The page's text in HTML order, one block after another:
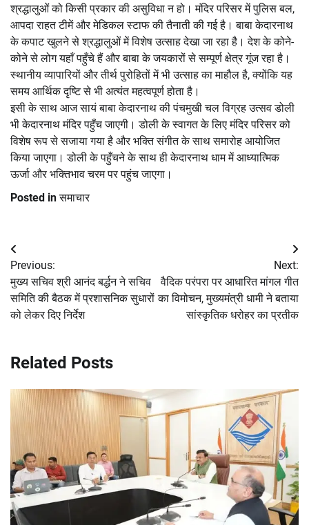
श्रद्धालुओं को किसी प्रकार की असुविधा न हो। मंदिर परिसर में पुलिस बल,
आपदा राहत टीमें और मेडिकल स्टाफ की तैनाती की गई है। बाबा केदारनाथ
के कपाट खुलने से श्रद्धालुओं में विशेष उत्साह देखा जा रहा है। देश के कोने-
कोने से लोग यहाँ पहुँचे हैं और बाबा के जयकारों से सम्पूर्ण क्षेत्र गूंज रहा है।
स्थानीय व्यापारियों और तीर्थ पुरोहितों में भी उत्साह का माहौल है, क्योंकि यह
समय आर्थिक दृष्टि से भी अत्यंत महत्वपूर्ण होता है।
इसी के साथ आज सायं बाबा केदारनाथ की पंचमुखी चल विग्रह उत्सव डोली
भी केदारनाथ मंदिर पहुँच जाएगी। डोली के स्वागत के लिए मंदिर परिसर को
विशेष रूप से सजाया गया है और भक्ति संगीत के साथ समारोह आयोजित
किया जाएगा। डोली के पहुँचने के साथ ही केदारनाथ धाम में आध्यात्मिक
ऊर्जा और भक्तिभाव चरम पर पहुंच जाएगा।
Posted inसमाचार
Post
navigation
Previous:
मुख्य सचिव श्री आनंद बर्द्धन ने सचिव
समिति की बैठक में प्रशासनिक सुधारों
को लेकर दिए निर्देश
Next:
वैदिक परंपरा पर आधारित मांगल गीत
का विमोचन, मुख्यमंत्री धामी ने बताया
सांस्कृतिक धरोहर का प्रतीक
Related Posts